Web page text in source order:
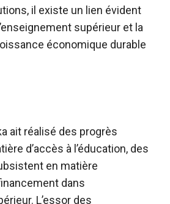
il existe un lien évident
supérieur et la
économique durable
ait réalisé des progrès
d’accès à l’éducation, des
en matière
dans
L’essor des